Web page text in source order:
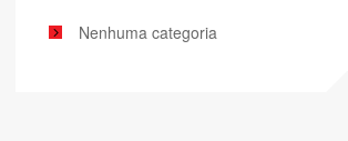
Nenhuma categoria